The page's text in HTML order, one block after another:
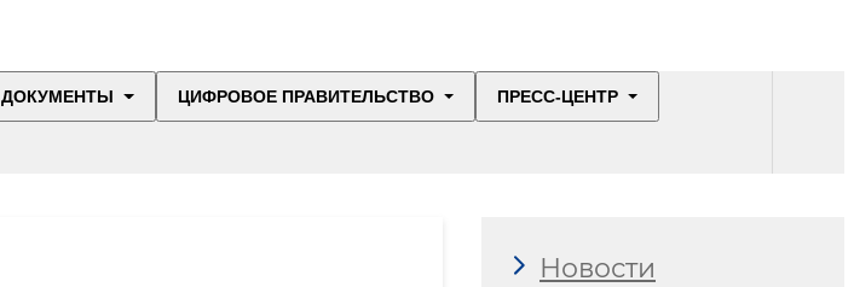
ДОКУМЕНТЫ ЦИФРОВОЕ ПРАВИТЕЛЬСТВО ПРЕСС-ЦЕНТР
Новости